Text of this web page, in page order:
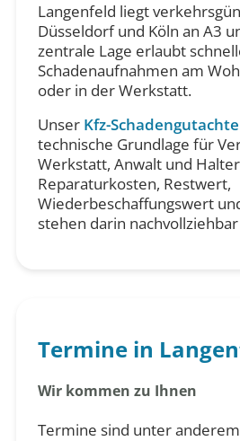
Langenfeld liegt
Düsseldorf und Köln an A3
zentrale Lage erlaubt
Schadenaufnahmen am
oder in der Werkstatt.
Unser Kfz-
technische Grundlage für
Werkstatt, Anwalt und
Reparaturkosten, Restwert,
Wiederbeschaffungswert
stehen darin
Termine in
Wir kommen zu Ihnen
Termine sind unter